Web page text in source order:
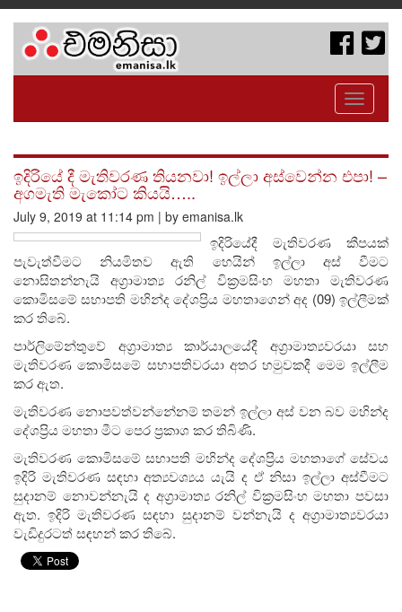
Toggle
ඉදිරියේ දී මැතිවරණ තියනවා! ඉල්ලා අස්වෙන්න එපා! –
අගමැති මැකෝට කියයි…..
July 9, 2019 at 11:14 pm | by emanisa.lk
ඉදිරියේදී මැතිවරණ කීපයක්
පැවැත්වීමට නියමිතව ඇති හෙයින් ඉල්ලා අස් වීමට
නොසිතන්නැයි අග්‍රාමාත්‍ය රනිල් වික්‍රමසිංහ මහතා මැතිවරණ
කොමිසමේ සභාපති මහින්ද දේශප්‍රිය මහතාගෙන් අද (09) ඉල්ලීමක්
කර තිබේ.
පාර්ලිමේන්තුවේ අග්‍රාමාත්‍ය කාර්යාලයේදී අග්‍රාමාත්‍යවරයා සහ
මැතිවරණ කොමිසමේ සභාපතිවරයා අතර හමුවකදී මෙම ඉල්ලීම
කර ඇත.
මැතිවරණ නොපවත්වන්නේනම් තමන් ඉල්ලා අස් වන බව මහින්ද
දේශප්‍රිය මහතා මීට පෙර ප්‍රකාශ කර තිබිණි.
මැතිවරණ කොමිසමේ සභාපති මහින්ද දේශප්‍රිය මහතාගේ සේවය
ඉදිරි මැතිවරණ සඳහා අත්‍යවශ්‍යය යැයි ද ඒ නිසා ඉල්ලා අස්වීමට
සුදානම් නොවන්නැයි ද අග්‍රාමාත්‍ය රනිල් වික්‍රමසිංහ මහතා පවසා
ඇත. ඉදිරි මැතිවරණ සඳහා සුදානම් වන්නැයි ද අග්‍රාමාත්‍යවරයා
වැඩිදුරටත් සඳහන් කර තිබේ.